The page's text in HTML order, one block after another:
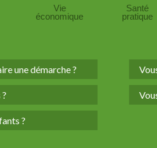
Vie
économique
Santé
pratique
une démarche ?
?